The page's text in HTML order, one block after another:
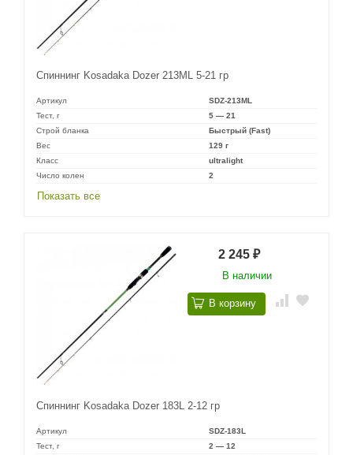
Спиннинг Kosadaka Dozer 213ML 5-21 гр
Артикул
SDZ-213ML
Тест, г
5 — 21
Строй бланка
Быстрый (Fast)
Вес
129 г
Класс
ultralight
Число колен
2
Показать все
Спиннинг Kosadaka Dozer 183L 2-12 гр
Артикул
SDZ-183L
Тест, г
2 — 12
2 245 ₽
В наличии
В корзину